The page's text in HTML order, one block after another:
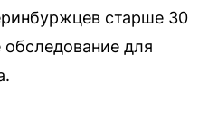
старше 30
для